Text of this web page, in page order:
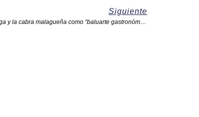
Siguiente
Agrogant 2026 abre con la vuelta de Sabor a Málaga y la cabra malagueña como “baluarte gastronómico”